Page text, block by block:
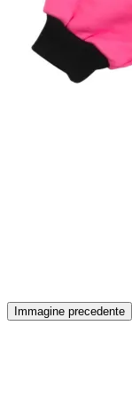
Immagine precedente